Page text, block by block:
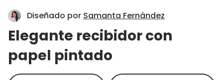
Diseñado por Samanta Fernández
Elegante recibidor con
papel pintado